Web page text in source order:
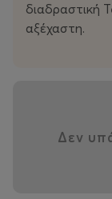
διαδραστική
αξέχαστη.
Δεν